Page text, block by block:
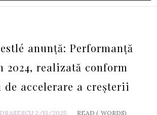
anunță: Performanță
2024, realizată conform
accelerare a creșterii
2/13/2025 READ ( WORDS)